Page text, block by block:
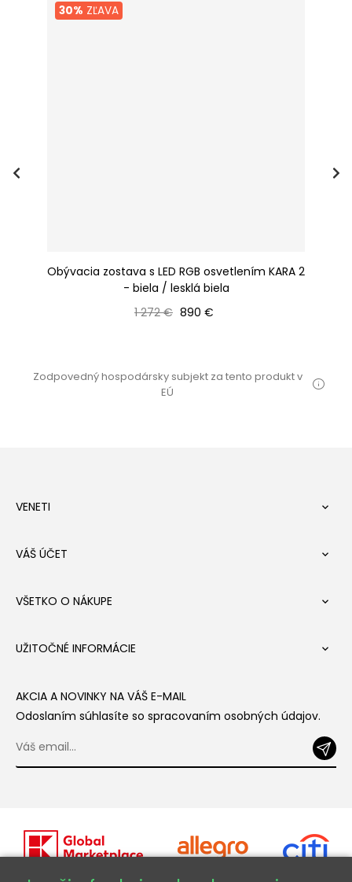
30% ZĽAVA
Obývacia zostava s LED RGB osvetlením KARA 2
- biela / lesklá biela
Bežná cena
1 272 € Cena
890 €
Zodpovedný hospodársky subjekt za tento produkt v
EÚ
VENETI 
VÁŠ ÚČET 
VŠETKO O NÁKUPE 
UŽITOČNÉ INFORMÁCIE 
AKCIA A NOVINKY NA VÁŠ E-MAIL
Odoslaním súhlasíte so spracovaním osobných údajov.